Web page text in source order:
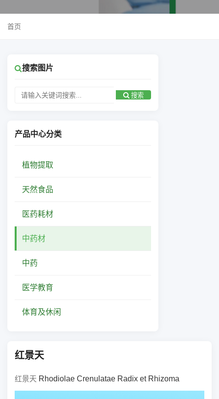
首页
搜索图片
搜索
产品中心分类
植物提取
天然食品
医药耗材
中药材
中药
医学教育
体育及休闲
红景天
红景天 Rhodiolae Crenulatae Radix et Rhizoma